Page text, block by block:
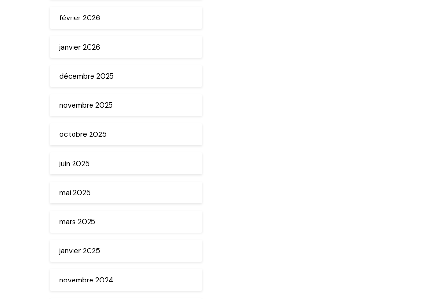
février 2026
janvier 2026
décembre 2025
novembre 2025
octobre 2025
juin 2025
mai 2025
mars 2025
janvier 2025
novembre 2024